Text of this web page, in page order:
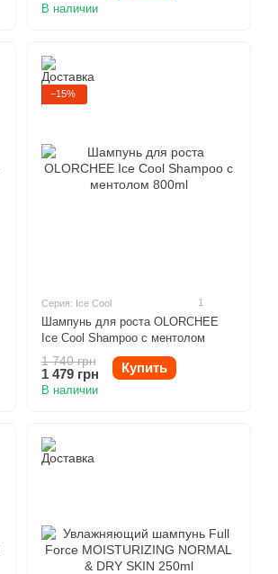
В наличии
−15%
Серия: Ice Cool 1
Шампунь для роста OLORCHEE
Ice Cool Shampoo с ментолом
800ml
1 740 грн
1 479 грн Купить
В наличии